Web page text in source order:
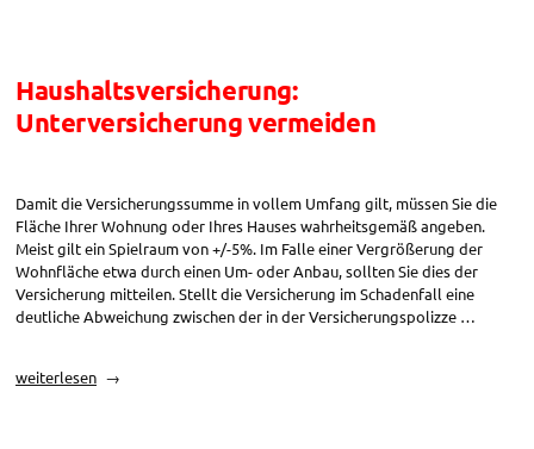
Haushaltsversicherung:
Unterversicherung vermeiden
Damit die Versicherungssumme in vollem Umfang gilt, müssen Sie die
Fläche Ihrer Wohnung oder Ihres Hauses wahrheitsgemäß angeben.
Meist gilt ein Spielraum von +/-5%. Im Falle einer Vergrößerung der
Wohnfläche etwa durch einen Um- oder Anbau, sollten Sie dies der
Versicherung mitteilen. Stellt die Versicherung im Schadenfall eine
deutliche Abweichung zwischen der in der Versicherungspolizze …
„Haushaltsversicherung:
weiterlesen